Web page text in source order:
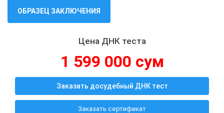
ОБРАЗЕЦ ЗАКЛЮЧЕНИЯ
Цена ДНК теста
1 599 000 сум
Заказать досудебный ДНК тест
Заказать сертификат